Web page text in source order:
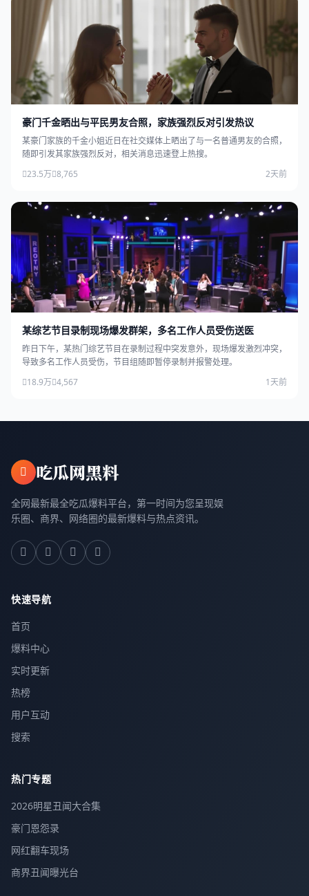
豪门千金晒出与平民男友合照，家族强烈反对引发热议
某豪门家族的千金小姐近日在社交媒体上晒出了与一名普通男友的合照，
随即引发其家族强烈反对，相关消息迅速登上热搜。
23.5万 8,765 2天前
某综艺节目录制现场爆发群架，多名工作人员受伤送医
昨日下午，某热门综艺节目在录制过程中突发意外，现场爆发激烈冲突，
导致多名工作人员受伤，节目组随即暂停录制并报警处理。
18.9万 4,567 1天前
吃瓜网黑料
全网最新最全吃瓜爆料平台，第一时间为您呈现娱
乐圈、商界、网络圈的最新爆料与热点资讯。
快速导航
首页
爆料中心
实时更新
热榜
用户互动
搜索
热门专题
2026明星丑闻大合集
豪门恩怨录
网红翻车现场
商界丑闻曝光台